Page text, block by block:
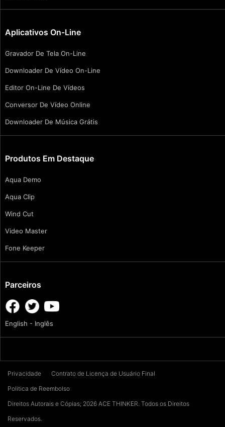
Aplicativos On-Line
Gravador De Tela On-Line
Downloader De Vídeo On-Line
Editor On-Line De Vídeos
Conversor De Vídeo Online
Downloader De Música Grátis
Produtos Em Destaque
Aqua Demo
Aqua Clip
Wind Cut
Video Master
Fone Keeper
Parceiros
English - Inglês
Privacidade
Contrato de Licença de Usuário Final
Politica de Reembolso
Direitos Autorais e Cópias; 2026 ACE THINKER. Todos os Direitos
Reservados.